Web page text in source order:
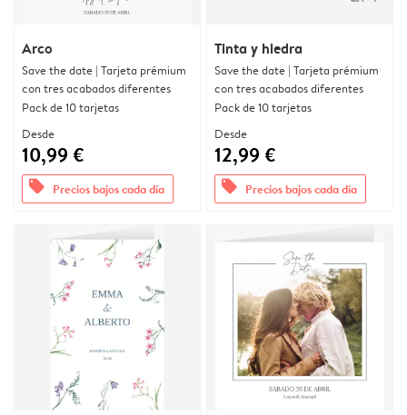
Arco
Save the date | Tarjeta prémium
con tres acabados diferentes
Pack de 10 tarjetas
Desde
10,99 €
offers Precios bajos cada día
Tinta y hiedra
Save the date | Tarjeta prémium
con tres acabados diferentes
Pack de 10 tarjetas
Desde
12,99 €
offers Precios bajos cada día